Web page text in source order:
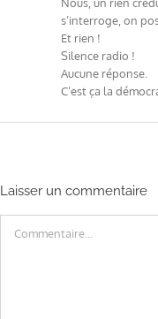
s’interroge, on
Et rien !
Silence radio !
Aucune réponse.
C’est ça la
Laisser un commentaire